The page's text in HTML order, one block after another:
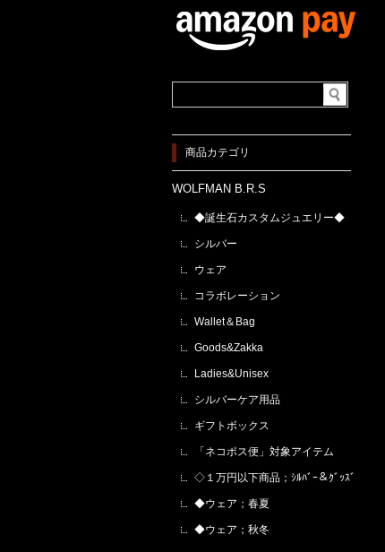
商品カテゴリ
WOLFMAN B.R.S
◆誕生石カスタムジュエリー◆
シルバー
ウェア
コラボレーション
Wallet＆Bag
Goods&Zakka
Ladies&Unisex
シルバーケア用品
ギフトボックス
「ネコポス便」対象アイテム
◇１万円以下商品；ｼﾙﾊﾞｰ＆ｸﾞｯｽﾞ
◆ウェア；春夏
◆ウェア；秋冬